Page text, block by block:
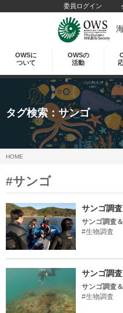
委員ログイン
OWSに
ついて
OWSの
活動
タグ検索： サンゴ
HOME
#サンゴ
サンゴ調
サンゴ調査
#生物調査
サンゴ調
サンゴ調査
#生物調査